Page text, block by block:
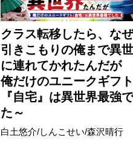
クラス転移したら、な
引きこもりの俺まで異
に連れてかれたんだが
俺だけのユニークギフト
『自宅』は異世界最強
た～
白土悠介/しんこせい/森沢晴行